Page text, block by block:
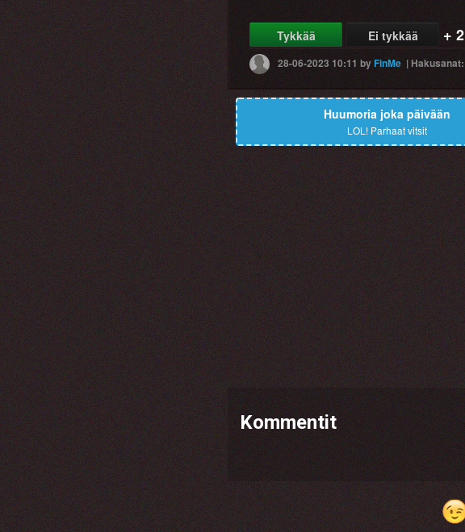
Tykkää Ei tykkää + 2
28-06-2023 10:11 byFinMe |Hakusanat:
Huumoria joka päivään
LOL! Parhaat vitsit
Kommentit